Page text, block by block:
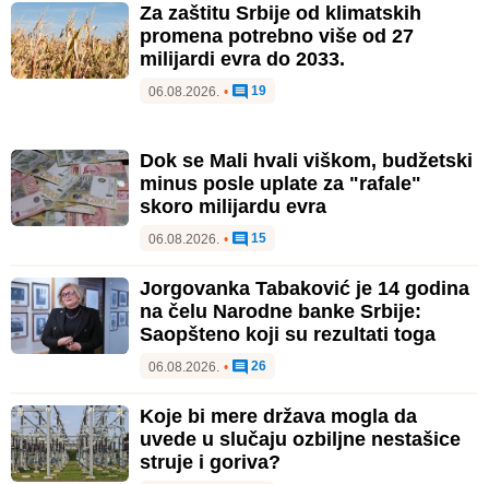
Za zaštitu Srbije od klimatskih
promena potrebno više od 27
milijardi evra do 2033.
06.08.2026. • 19
Dok se Mali hvali viškom, budžetski
minus posle uplate za "rafale"
skoro milijardu evra
06.08.2026. • 15
Jorgovanka Tabaković je 14 godina
na čelu Narodne banke Srbije:
Saopšteno koji su rezultati toga
06.08.2026. • 26
Koje bi mere država mogla da
uvede u slučaju ozbiljne nestašice
struje i goriva?